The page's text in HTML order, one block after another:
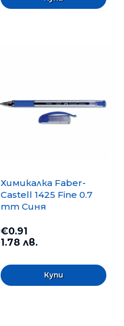
Химикалка Faber-
Castell 1425 Fine 0.7
mm Синя
€0.91
1.78 лв.